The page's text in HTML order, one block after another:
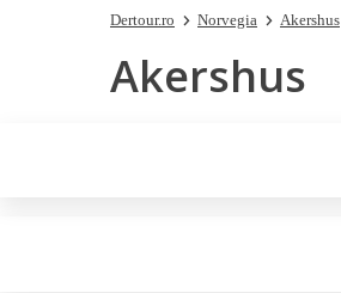
Dertour.ro Norvegia Akershus
Akershus